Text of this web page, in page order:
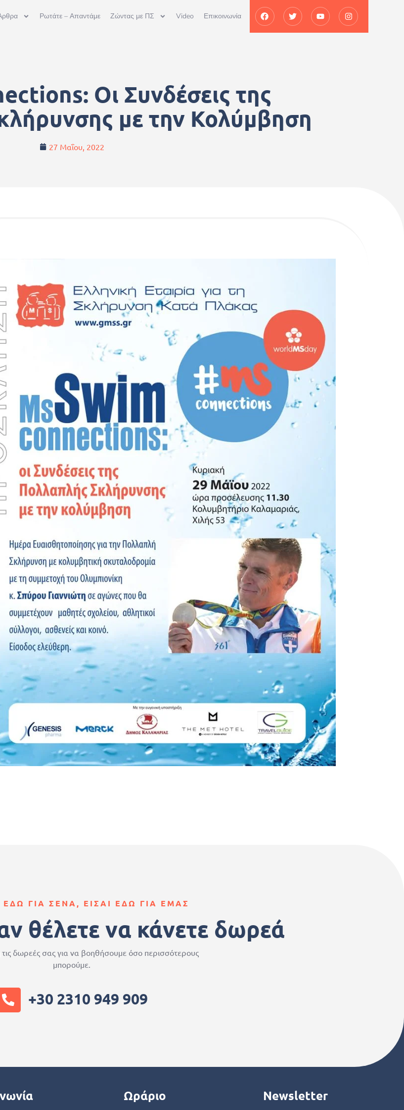
Ρωτάτε – Απαντάμε Ζώντας με ΠΣ Video Επικοινωνία
Οι Συνδέσεις της
με την Κολύμβηση
27 Μαΐου, 2022
ΕΔΩ ΓΙΑ ΣΕΝΑ, ΕΙΣΑΙ ΕΔΩ ΓΙΑ ΕΜΑΣ
θέλετε να κάνετε δωρεά
δωρεές σας για να βοηθήσουμε όσο περισσότερους
μπορούμε.
+30 2310 949 909
Ωράριο Newsletter